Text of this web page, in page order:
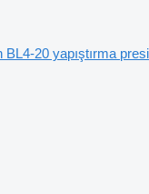
20 yapıştırma presi